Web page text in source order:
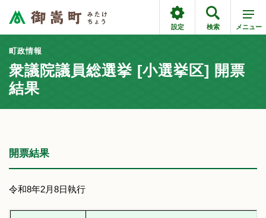
設定 検索 メニュー
町政情報
衆議院議員総選挙 [小選挙区] 開票
結果
開票結果
令和8年2月8日執行